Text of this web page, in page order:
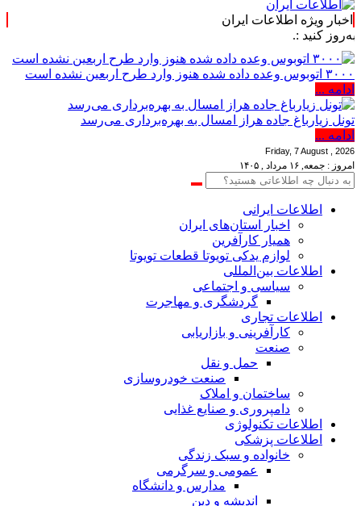
اخبار ویژه اطلاعات ایران
:.
۳۰۰۰ اتوبوس وعده داده شده هنوز وارد طرح اربعین نشده است
ادامه ...
تونل زیارباغ جاده هراز امسال به بهره‌برداری می‌رسد
ادامه ...
Friday, 7 August , 2026
امروز : جمعه, ۱۶ مرداد , ۱۴۰۵
اطلاعات‌ ‎ایرانی
اخبار استان‌های ایران
همیار کارآفرین
لوازم یدکی تویوتا قطعات تویوتا
اطلاعات بین‌المللی
سیاسی و اجتماعی
گردشگری و مهاجرت
اطلاعات تجاری
کارآفرینی و بازاریابی
صنعت
حمل و نقل
صنعت خودروسازی
ساختمان و املاک
دامپروری و صنایع غذایی
اطلاعات تکنولوژی
اطلاعات پزشکی
خانواده و سبک زندگی
عمومی و سرگرمی
مدارس و دانشگاه
اندیشه و دین